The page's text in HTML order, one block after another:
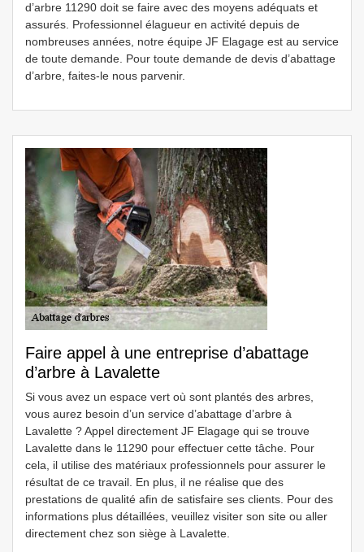
d’arbre 11290 doit se faire avec des moyens adéquats et
assurés. Professionnel élagueur en activité depuis de
nombreuses années, notre équipe JF Elagage est au service
de toute demande. Pour toute demande de devis d’abattage
d’arbre, faites-le nous parvenir.
Faire appel à une entreprise d’abattage
d’arbre à Lavalette
Si vous avez un espace vert où sont plantés des arbres,
vous aurez besoin d’un service d’abattage d’arbre à
Lavalette ? Appel directement JF Elagage qui se trouve
Lavalette dans le 11290 pour effectuer cette tâche. Pour
cela, il utilise des matériaux professionnels pour assurer le
résultat de ce travail. En plus, il ne réalise que des
prestations de qualité afin de satisfaire ses clients. Pour des
informations plus détaillées, veuillez visiter son site ou aller
directement chez son siège à Lavalette.